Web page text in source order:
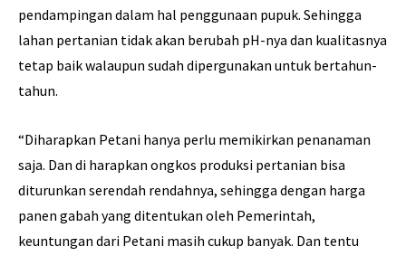
pendampingan dalam hal penggunaan pupuk. Sehingga
lahan pertanian tidak akan berubah pH-nya dan kualitasnya
tetap baik walaupun sudah dipergunakan untuk bertahun-
tahun.
“Diharapkan Petani hanya perlu memikirkan penanaman
saja. Dan di harapkan ongkos produksi pertanian bisa
diturunkan serendah rendahnya, sehingga dengan harga
panen gabah yang ditentukan oleh Pemerintah,
keuntungan dari Petani masih cukup banyak. Dan tentu